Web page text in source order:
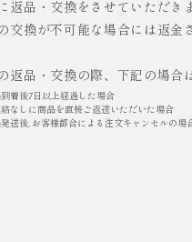
返品・交換をさせていただき
交換が不可能な場合には返金
返品・交換の際、下記の場合
着後7日以上経過した場合
絡なしに商品を直接ご返送いただいた場合
送後, お客様都合による注文キャンセルの場